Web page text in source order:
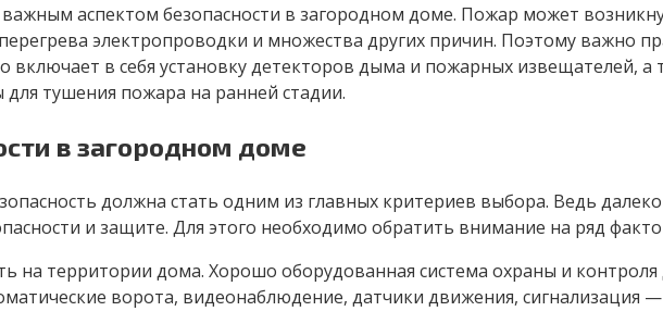
важным аспектом безопасности в загородном доме. Пожар может
электропроводки и множества других причин. Поэтому важно
включает в себя установку детекторов дыма и пожарных извещателей,
тушения пожара на ранней стадии.
в загородном доме
должна стать одним из главных критериев выбора. Ведь
и защите. Для этого необходимо обратить внимание на ряд
на территории дома. Хорошо оборудованная система охраны и
ворота, видеонаблюдение, датчики движения,